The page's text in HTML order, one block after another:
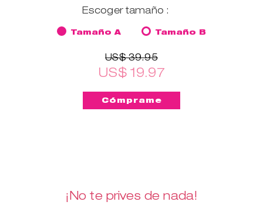
Escoger tamaño :
Tamaño A Tamaño B
US$ 39.95
US$ 19.97
¡No te prives de nada!